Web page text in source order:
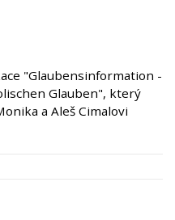
"Glaubensinformation -
Glauben", který
a Aleš Cimalovi